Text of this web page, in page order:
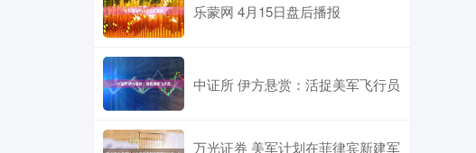
乐蒙网 4月15日盘后播报
中证所 伊方悬赏：活捉美军飞行员
万光证券 美军计划在菲律宾新建军